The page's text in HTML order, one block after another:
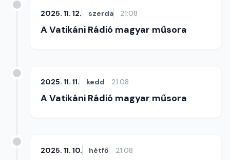
2025. 11. 12. szerda 21:08
A Vatikáni Rádió magyar műsora
2025. 11. 11. kedd 21:08
A Vatikáni Rádió magyar műsora
2025. 11. 10. hétfő 21:08